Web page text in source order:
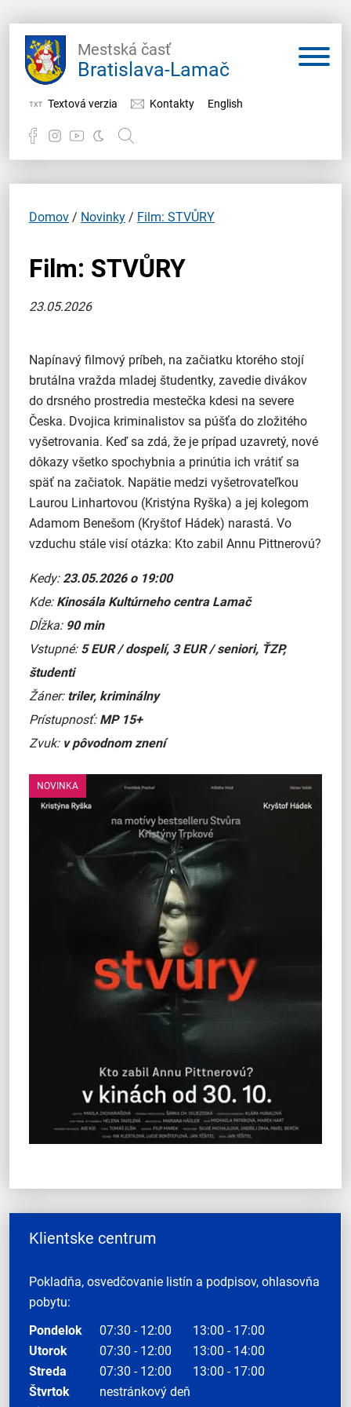
Mestská časť
Bratislava-Lamač
Textová verzia Kontakty English
Samospráva
Domov / Novinky / Film: STVŮRY
Film: STVŮRY
23.05.2026
Napínavý filmový príbeh, na začiatku ktorého stojí
brutálna vražda mladej študentky, zavedie divákov
do drsného prostredia mestečka kdesi na severe
Česka. Dvojica kriminalistov sa púšťa do zložitého
vyšetrovania. Keď sa zdá, že je prípad uzavretý, nové
dôkazy všetko spochybnia a prinútia ich vrátiť sa
späť na začiatok. Napätie medzi vyšetrovateľkou
Laurou Linhartovou (Kristýna Ryška) a jej kolegom
Adamom Benešom (Kryštof Hádek) narastá. Vo
vzduchu stále visí otázka: Kto zabil Annu Pittnerovú?
Kedy: 23.05.2026 o 19:00
Kde: Kinosála Kultúrneho centra Lamač
Dĺžka: 90 min
Vstupné: 5 EUR / dospelí, 3 EUR / seniori, ŤZP,
študenti
Žáner: triler, kriminálny
Prístupnosť: MP 15+
Zvuk: v pôvodnom znení
NOVINKA
Klientske centrum
Pokladňa, osvedčovanie listín a podpisov, ohlasovňa
pobytu:
Pondelok
07:30 - 12:00
13:00 - 17:00
Utorok
07:30 - 12:00
13:00 - 14:00
Streda
07:30 - 12:00
13:00 - 17:00
Štvrtok
nestránkový deň